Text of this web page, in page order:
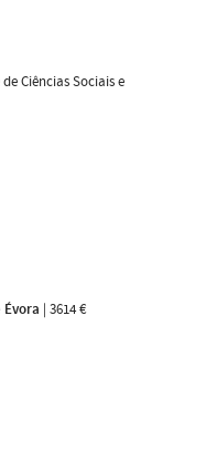
Ciências Sociais e
| 3614 €